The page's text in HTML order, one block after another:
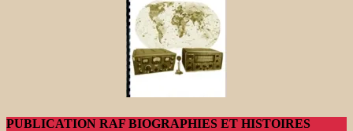
PUBLICATION RAF BIOGRAPHIES ET HISTOIRES